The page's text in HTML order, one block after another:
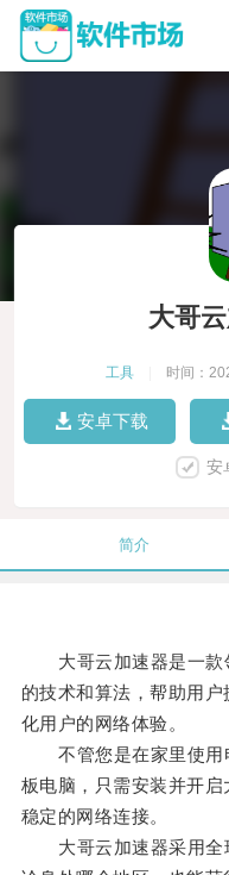
大哥
工具 时间：
安卓下载
安
简介
大哥云加速器是一款
的技术和算法，帮助用
化用户的网络体验。
不管您是在家里使用
板电脑，只需安装并开
稳定的网络连接。
大哥云加速器采用全